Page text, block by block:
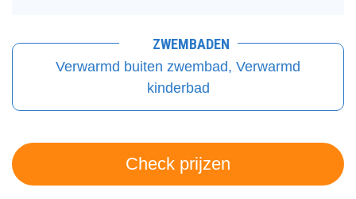
ZWEMBADEN
Verwarmd buiten zwembad, Verwarmd
kinderbad
Check prijzen